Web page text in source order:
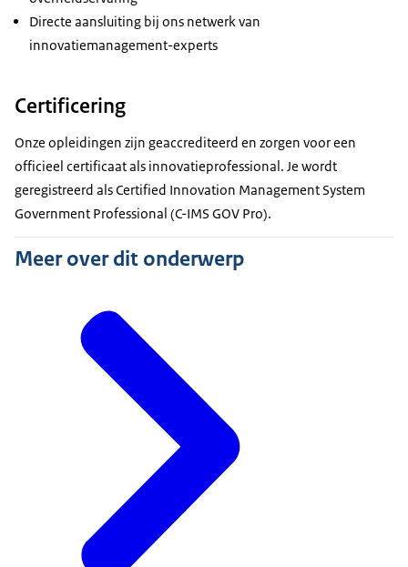
Directe aansluiting bij ons netwerk van
innovatiemanagement-experts
Certificering
Onze opleidingen zijn geaccrediteerd en zorgen voor een
officieel certificaat als innovatieprofessional. Je wordt
geregistreerd als Certified Innovation Management System
Government Professional (C-IMS GOV Pro).
Meer over dit onderwerp